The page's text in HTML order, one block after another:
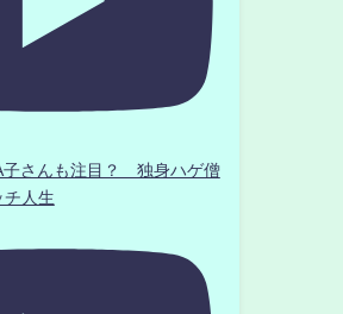
子さんも注目？ 独身ハゲ僧
チ人生